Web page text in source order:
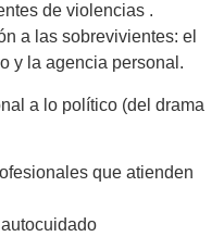
de violencias .
a las sobrevivientes: el
y la agencia personal.
a lo político (del drama
que atienden